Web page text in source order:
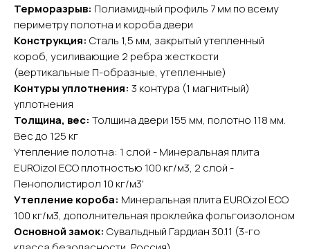
Терморазрыв: Полиамидный профиль 7 мм по всему
периметру полотна и короба двери
Конструкция: Сталь 1,5 мм, закрытый утепленный
короб, усиливающие 2 ребра жесткости
(вертикальные П-образные, утепленные)
Контуры уплотнения: 3 контура (1 магнитный)
уплотнения
Толщина, вес: Толщина двери 155 мм, полотно 118 мм.
Вес до 125 кг
Утепление полотна: 1 слой - Минеральная плита
EUROizol ECO плотностью 100 кг/м3, 2 слой -
Пенополистирол 10 кг/м3'
Утепление короба: Минеральная плита EUROizol ECO
100 кг/м3, дополнительная проклейка фольгоизолоном
Основной замок: Сувальдный Гардиан 30.11 (3-го
YURTA.DVERI
Акции
Главная
Покупателям
ИП Яриш Ю.С.
ОГРНИП 324508100130132
ИНН 501105765500